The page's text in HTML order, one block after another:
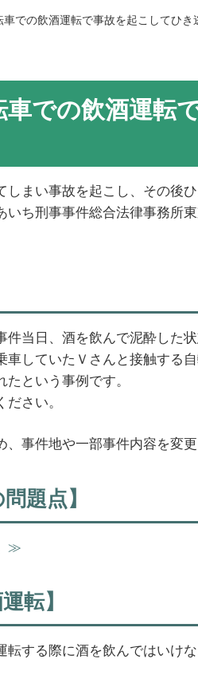
車での飲酒運転で事故を起こしてひ
車での飲酒運転
まい事故を起こし、その後
いち刑事事件総合法律事務所
当日、酒を飲んで泥酔した
していたＶさんと接触する
という事例です。
さい。
事件地や一部事件内容を変
題点】
≫
転】
する際に酒を飲んではいけ